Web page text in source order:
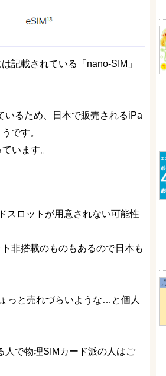
記載されている「nano-SIM」
いるため、日本で販売されるiPa
です。
います。
スロットが用意されない可能性
非搭載のものもあるので日本も
っと売れづらいような…と個人
人で物理SIMカード派の人はご